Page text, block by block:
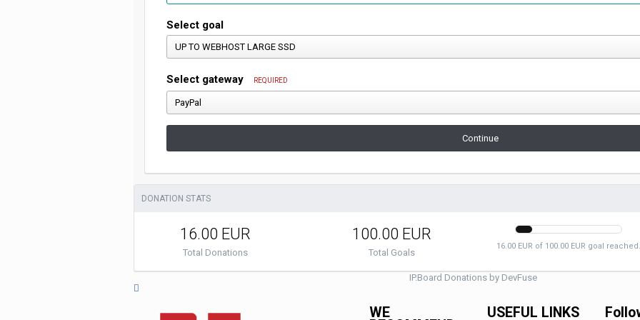
Select goal
Select gateway REQUIRED
Continue
IP.Board Donations by DevFuse
DONATION STATS
16.00 EUR
Total Donations
100.00 EUR
Total Goals
16.00 EUR of 100.00 EUR goal reached.
WE USEFUL LINKS